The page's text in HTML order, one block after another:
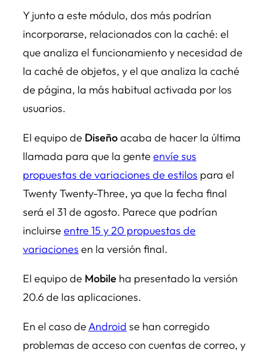
Y junto a este módulo, dos más podrían
incorporarse, relacionados con la caché: el
que analiza el funcionamiento y necesidad de
la caché de objetos, y el que analiza la caché
de página, la más habitual activada por los
usuarios.
El equipo de Diseñoacaba de hacer la última
llamada para que la gente envíe sus
propuestas de variaciones de estilos para el
Twenty Twenty-Three, ya que la fecha final
será el 31 de agosto. Parece que podrían
incluirse entre 15 y 20 propuestas de
variaciones en la versión final.
El equipo de Mobile ha presentado la versión
20.6 de las aplicaciones.
En el caso deAndroid se han corregido
problemas de acceso con cuentas de correo, y